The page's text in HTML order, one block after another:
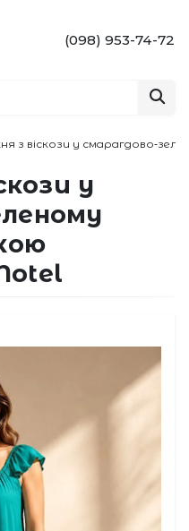
(098) 953-74-72
з віскози у
у